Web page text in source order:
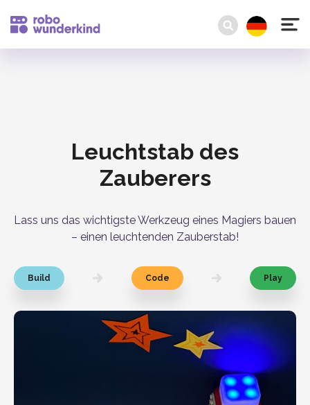
Leuchtstab des
Zauberers
Lass uns das wichtigste Werkzeug eines Magiers bauen
– einen leuchtenden Zauberstab!
Build Code Play